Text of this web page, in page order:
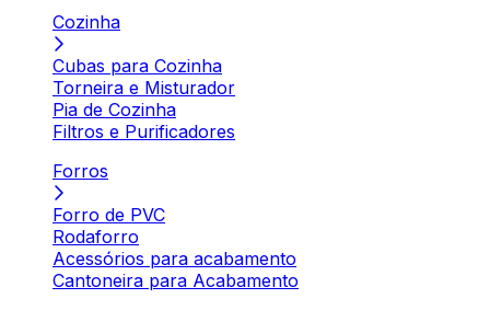
Cozinha
Cubas para Cozinha
Torneira e Misturador
Pia de Cozinha
Filtros e Purificadores
Forros
Forro de PVC
Rodaforro
Acessórios para acabamento
Cantoneira para Acabamento